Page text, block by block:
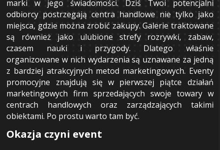
marki w jego świadomości. Dziś Twoi potencjalni
odbiorcy postrzegają centra handlowe nie tylko jako
miejsca, gdzie można zrobić zakupy. Galerie traktowane
są również jako ulubione strefy rozrywki, zabaw,
czasem nauki i przygody. Dlatego właśnie
organizowane w nich wydarzenia są uznawane za jedną
z bardziej atrakcyjnych metod marketingowych. Eventy
promocyjne znajdują się w pierwszej piątce działań
marketingowych firm sprzedających swoje towary w
centrach handlowych oraz zarządzających takimi
obiektami. Po prostu warto tam być.
Okazja czyni event